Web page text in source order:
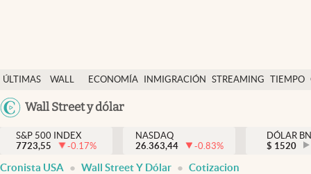
ÚLTIMAS
NOTICIAS
WALL
DÓLAR
ECONOMÍA INMIGRACIÓN STREAMING TIEMPO
México
Wall Street y dólar
Finanzas y economía
Wall Street y dólar
Inmigración
S&P 500 INDEX
7723,55
-0.17%
NASDAQ
26.363,44
-0.83%
DÓLAR
$ 1520
Cronista USA Wall Street Y Dólar Cotizacion